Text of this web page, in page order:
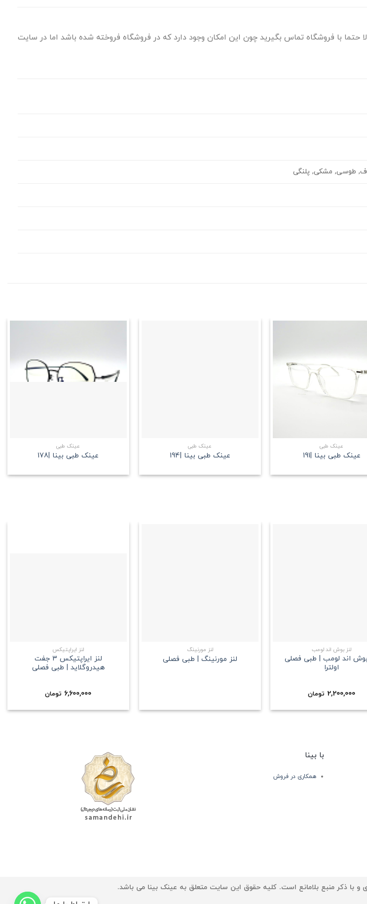
با فروشگاه تماس بگیرید چون این امکان وجود دارد که در فروشگاه فروخته شده باشد اما در سایت
طوسی, مشکی, پلنگی
مندی
عینک طبی
عینک طبی بینا |191
عینک طبی
عینک طبی بینا |194
مندی
عینک طبی
عینک طبی بینا |178
لنز بوش اند لومب
بوش اند لومب | طبی فصلی
اولترا
2,200,000 تومان
لنز مورنینگ
لنز مورنینگ | طبی فصلی
لنز ایراپتیکس
لنز ایراپتیکس 3 جفت
هیدروگلاید | طبی فصلی
6,600,000 تومان
با بینا
همکاری در فروش
با ذکر منبع بلامانع است. کلیه حقوق این سایت متعلق به عینک بینا می باشد.